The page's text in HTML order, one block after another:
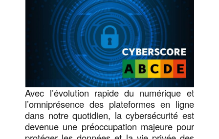
Avec l’évolution rapide du numérique et
l’omniprésence des plateformes en ligne
dans notre quotidien, la cybersécurité est
devenue une préoccupation majeure pour